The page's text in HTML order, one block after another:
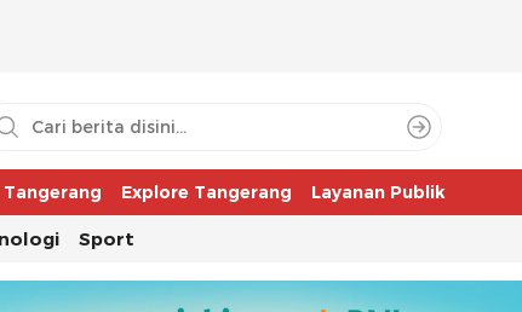
Explore Tangerang Layanan Publik
Sport